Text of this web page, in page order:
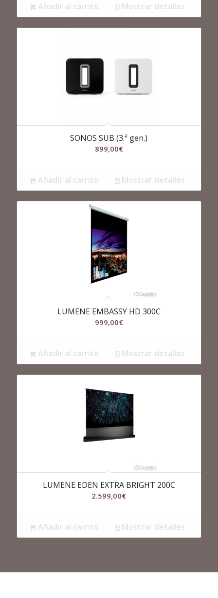
Añadir al carrito Mostrar detalles
SONOS SUB (3.ª gen.)
899,00€
Añadir al carrito Mostrar detalles
LUMENE EMBASSY HD 300C
999,00€
Añadir al carrito Mostrar detalles
LUMENE EDEN EXTRA BRIGHT 200C
2.599,00€
Añadir al carrito Mostrar detalles